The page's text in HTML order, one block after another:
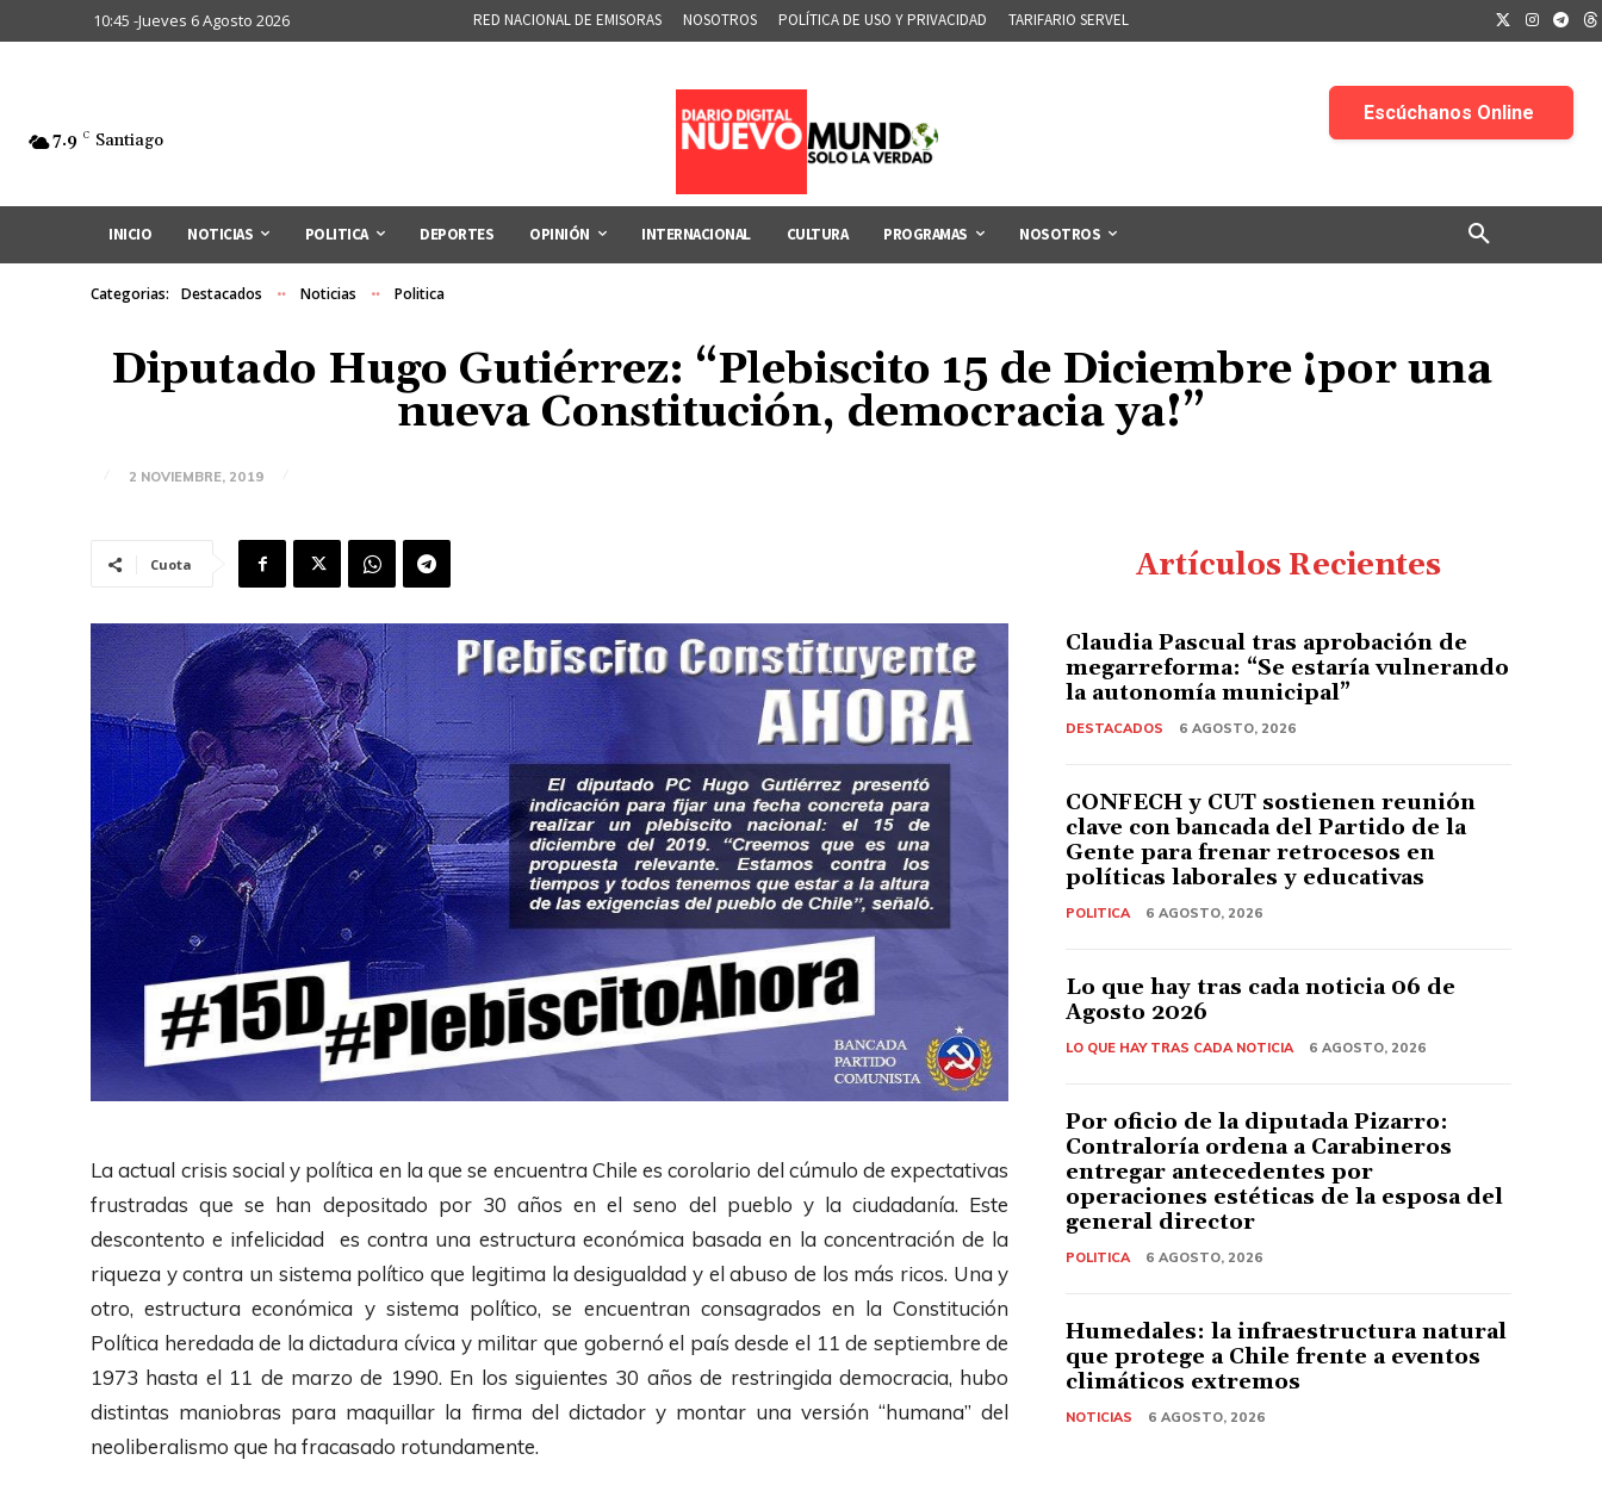
10:45 -Jueves 6 Agosto 2026 RED NACIONAL DE EMISORAS NOSOTROS POLÍTICA DE USO Y PRIVACIDAD TARIFARIO SERVEL
7.9 C Santiago
INICIO NOTICIAS POLITICA DEPORTES OPINIÓN INTERNACIONAL CULTURA PROGRAMAS NOSOTROS
Categorias: Destacados Noticias Politica
Diputado Hugo Gutiérrez: “Plebiscito 15 de Diciembre ¡por una
nueva Constitución, democracia ya!”
2 NOVIEMBRE, 2019
Cuota
La actual crisis social y política en la que se encuentra Chile es corolario del cúmulo de expectativas
frustradas que se han depositado por 30 años en el seno del pueblo y la ciudadanía. Este
descontento e infelicidad es contra una estructura económica basada en la concentración de la
riqueza y contra un sistema político que legitima la desigualdad y el abuso de los más ricos. Una y
otro, estructura económica y sistema político, se encuentran consagrados en la Constitución
Política heredada de la dictadura cívica y militar que gobernó el país desde el 11 de septiembre de
1973 hasta el 11 de marzo de 1990. En los siguientes 30 años de restringida democracia, hubo
distintas maniobras para maquillar la firma del dictador y montar una versión “humana” del
neoliberalismo que ha fracasado rotundamente.
Artículos Recientes
Claudia Pascual tras aprobación de
megarreforma: “Se estaría vulnerando
la autonomía municipal”
DESTACADOS 6 AGOSTO, 2026
CONFECH y CUT sostienen reunión
clave con bancada del Partido de la
Gente para frenar retrocesos en
políticas laborales y educativas
POLITICA 6 AGOSTO, 2026
Lo que hay tras cada noticia 06 de
Agosto 2026
LO QUE HAY TRAS CADA NOTICIA 6 AGOSTO, 2026
Por oficio de la diputada Pizarro:
Contraloría ordena a Carabineros
entregar antecedentes por
operaciones estéticas de la esposa del
general director
POLITICA 6 AGOSTO, 2026
Humedales: la infraestructura natural
que protege a Chile frente a eventos
climáticos extremos
NOTICIAS 6 AGOSTO, 2026